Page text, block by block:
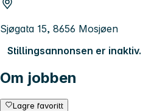
Sjøgata 15, 8656 Mosjøen
Stillingsannonsen er inaktiv.
Om jobben
Lagre favoritt